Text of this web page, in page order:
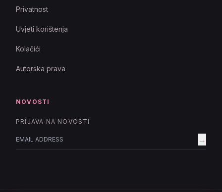
Privatnost
Uvjeti korištenja
Kolačići
Autorska prava
NOVOSTI
PRIJAVA NA NOVOSTI
→